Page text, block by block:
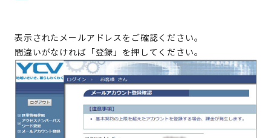
表示されたメールアドレスをご確認ください。
間違いがなければ「登録」を押してください。